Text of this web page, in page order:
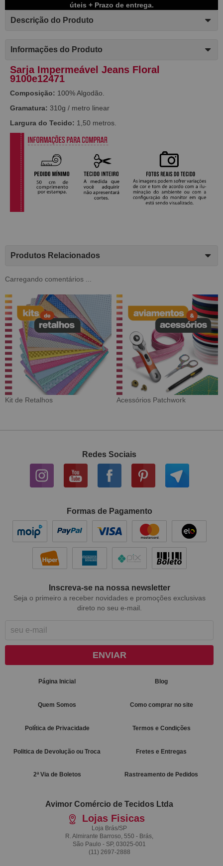
úteis + Prazo de entrega.
Descrição do Produto
Informações do Produto
Sarja Impermeável Jeans Floral
9100e12471
Composição: 100% Algodão.
Gramatura: 310g / metro linear
Largura do Tecido: 1,50 metros.
Produtos Relacionados
Carregando comentários ...
Tecido Digital Sarja Impermeável
Redes Sociais
Formas de Pagamento
Inscreva-se na nossa newsletter
Seja o primeiro a receber novidades e promoções exclusivas
direto no seu e-mail.
ENVIAR
Página Inicial Blog
Quem Somos Como comprar no site
Política de Privacidade Termos e Condições
Politica de Devolução ou Troca Fretes e Entregas
2ª Via de Boletos Rastreamento de Pedidos
Avimor Comércio de Tecidos Ltda
Lojas Fisicas
Loja Brás/SP
R. Almirante Barroso, 550 - Brás,
São Paulo - SP, 03025-001
(11) 2697-2888